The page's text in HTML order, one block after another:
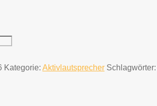
Kategorie: Aktivlautsprecher Schlagwörter: